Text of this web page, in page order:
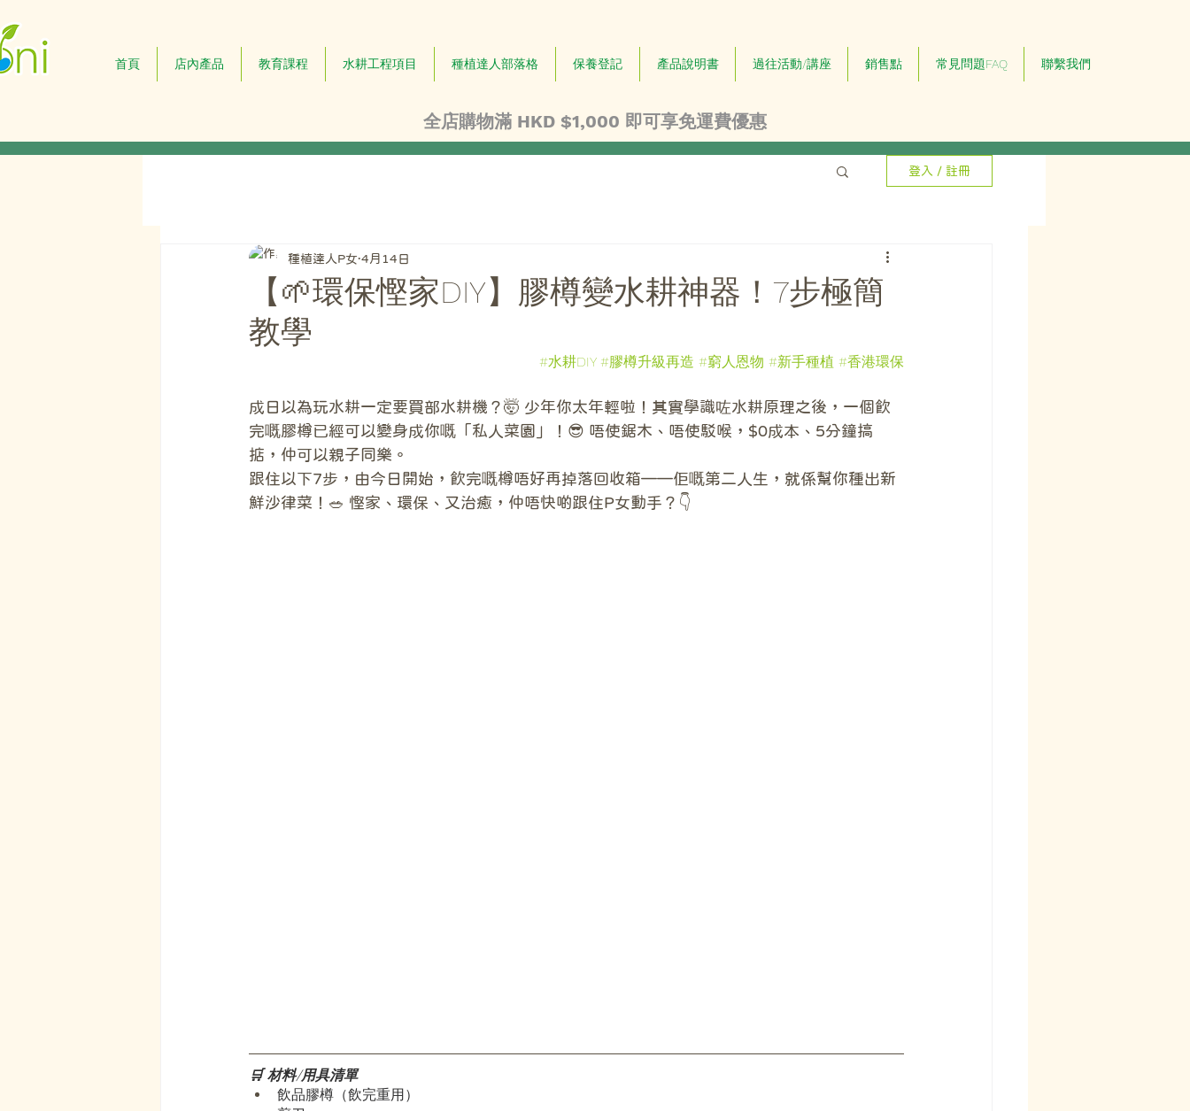
首頁 店內產品 教育課程 水耕工程項目 種植達人部落格 保養登記 產品說明書 過往活動/講座 銷售點 常見問題FAQ 聯繫我們
全店購物滿 HKD $1,000 即可享免運費優惠
登入 / 註冊
【🌱環保慳家DIY】膠樽變水耕神器！7步極簡
教學
種植達人P女 4月14日
#水耕DIY #膠樽升級再造 #窮人恩物 #新手種植 #香港環保
成日以為玩水耕一定要買部水耕機？🤯 少年你太年輕啦！其實學識咗水耕原理之後，一個飲
完嘅膠樽已經可以變身成你嘅「私人菜園」！😎 唔使鋸木、唔使駁喉，$0成本、5分鐘搞
掂，仲可以親子同樂。
跟住以下7步，由今日開始，飲完嘅樽唔好再掉落回收箱——佢嘅第二人生，就係幫你種出新
鮮沙律菜！🥗 慳家、環保、又治癒，仲唔快啲跟住P女動手？👇
🛒 材料/用具清單
飲品膠樽（飲完重用）